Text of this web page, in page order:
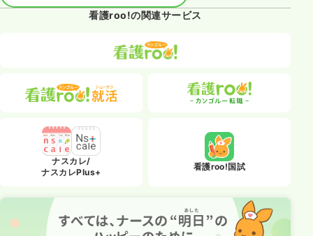
看護roo!の関連サービス
ナスカレ/
ナスカレPlus+
看護roo!国試